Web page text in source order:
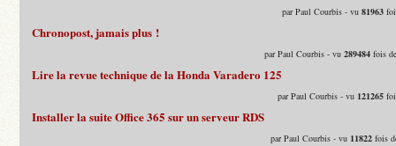
par Paul Courbis - vu81963
Chronopost, jamais plus !
par Paul Courbis - vu289484 fois
Lire la revue technique de la Honda Varadero 125
par Paul Courbis - vu 121265
Installer la suite Office 365 sur un serveur RDS
par Paul Courbis - vu 11822 fois